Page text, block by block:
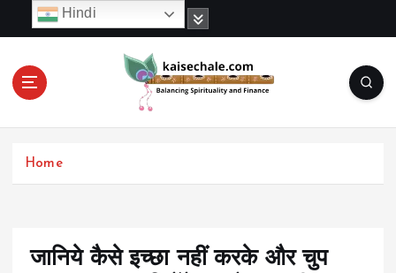
c
Home
जानिये कैसे इच्छा नहीं करके और चुप
Hindi